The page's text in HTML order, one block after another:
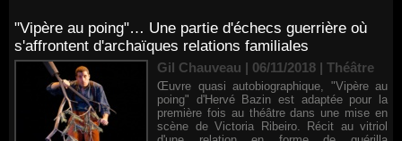
"Vipère au poing"… Une partie d'échecs guerrière où
s'affrontent d'archaïques relations familiales
Gil Chauveau | 06/11/2018 | Théâtre
Œuvre quasi autobiographique, "Vipère au
poing" d'Hervé Bazin est adaptée pour la
première fois au théâtre dans une mise en
scène de Victoria Ribeiro. Récit au vitriol